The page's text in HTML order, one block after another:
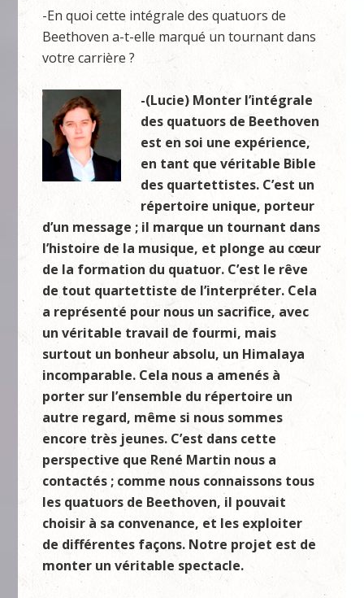
-En quoi cette intégrale des quatuors de
Beethoven a-t-elle marqué un tournant dans
votre carrière ?
-(Lucie) Monter l’intégrale
des quatuors de Beethoven
est en soi une expérience,
en tant que véritable Bible
des quartettistes. C’est un
répertoire unique, porteur
d’un message ; il marque un tournant dans
l’histoire de la musique, et plonge au cœur
de la formation du quatuor. C’est le rêve
de tout quartettiste de l’interpréter. Cela
a représenté pour nous un sacrifice, avec
un véritable travail de fourmi, mais
surtout un bonheur absolu, un Himalaya
incomparable. Cela nous a amenés à
porter sur l’ensemble du répertoire un
autre regard, même si nous sommes
encore très jeunes. C’est dans cette
perspective que René Martin nous a
contactés ; comme nous connaissons tous
les quatuors de Beethoven, il pouvait
choisir à sa convenance, et les exploiter
de différentes façons. Notre projet est de
monter un véritable spectacle.